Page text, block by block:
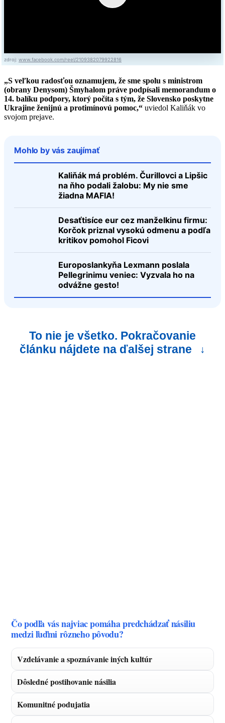
zdroj: www.facebook.com/reel/2109382079922816
„S veľkou radosťou oznamujem, že sme spolu s ministrom
(obrany Denysom) Šmyhalom práve podpísali memorandum o
14. balíku podpory, ktorý počíta s tým, že Slovensko poskytne
Ukrajine ženijnú a protimínovú pomoc,“ uviedol Kaliňák vo
svojom prejave.
Mohlo by vás zaujímať
Kaliňák má problém. Čurillovci a Lipšic
na ňho podali žalobu: My nie sme
žiadna MAFIA!
Desaťtisíce eur cez manželkinu firmu:
Korčok priznal vysokú odmenu a podľa
kritikov pomohol Ficovi
Europoslankyňa Lexmann poslala
Pellegrinimu veniec: Vyzvala ho na
odvážne gesto!
To nie je všetko. Pokračovanie
článku nájdete na ďalšej strane
↓
Čo podľa vás najviac pomáha predchádzať násiliu
medzi ľuďmi rôzneho pôvodu?
Vzdelávanie a spoznávanie iných kultúr
Dôsledné postihovanie násilia
Komunitné podujatia